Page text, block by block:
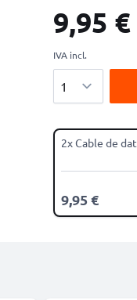
9,95 €
IVA incl.
2x Cable de
9,95 €